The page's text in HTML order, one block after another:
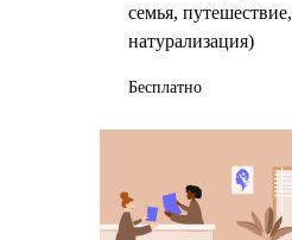
семья, путешествие,
натурализация)
Бесплатно